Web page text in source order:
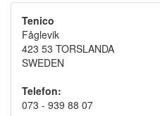
Tenico
Fåglevik
423 53 TORSLANDA
SWEDEN
Telefon:
073 - 939 88 07